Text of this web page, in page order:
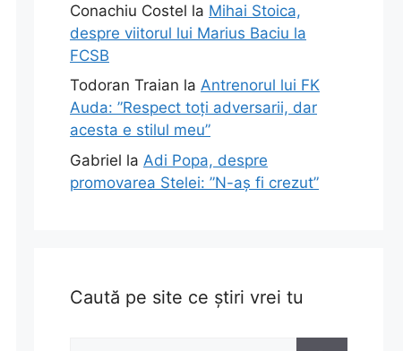
Conachiu Costel la Mihai Stoica,
despre viitorul lui Marius Baciu la
FCSB
Todoran Traian la Antrenorul lui FK
Auda: ”Respect toți adversarii, dar
acesta e stilul meu”
Gabriel la Adi Popa, despre
promovarea Stelei: ”N-aș fi crezut”
Caută pe site ce știri vrei tu